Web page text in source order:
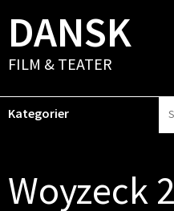
DANSK
FILM & TEATER
Kategorier
Woyzeck